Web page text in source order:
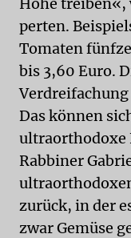
perten.
Tomaten
bis 3,60 Euro.
Das können
ultraorthodoxe
Rabbiner
zurück, in der
zwar Gemüse